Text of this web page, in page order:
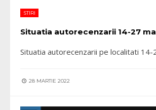
STIRI
Situatia autorecenzarii 14-27
Situatia autorecenzarii pe localitati 14-
28 MARTIE 2022